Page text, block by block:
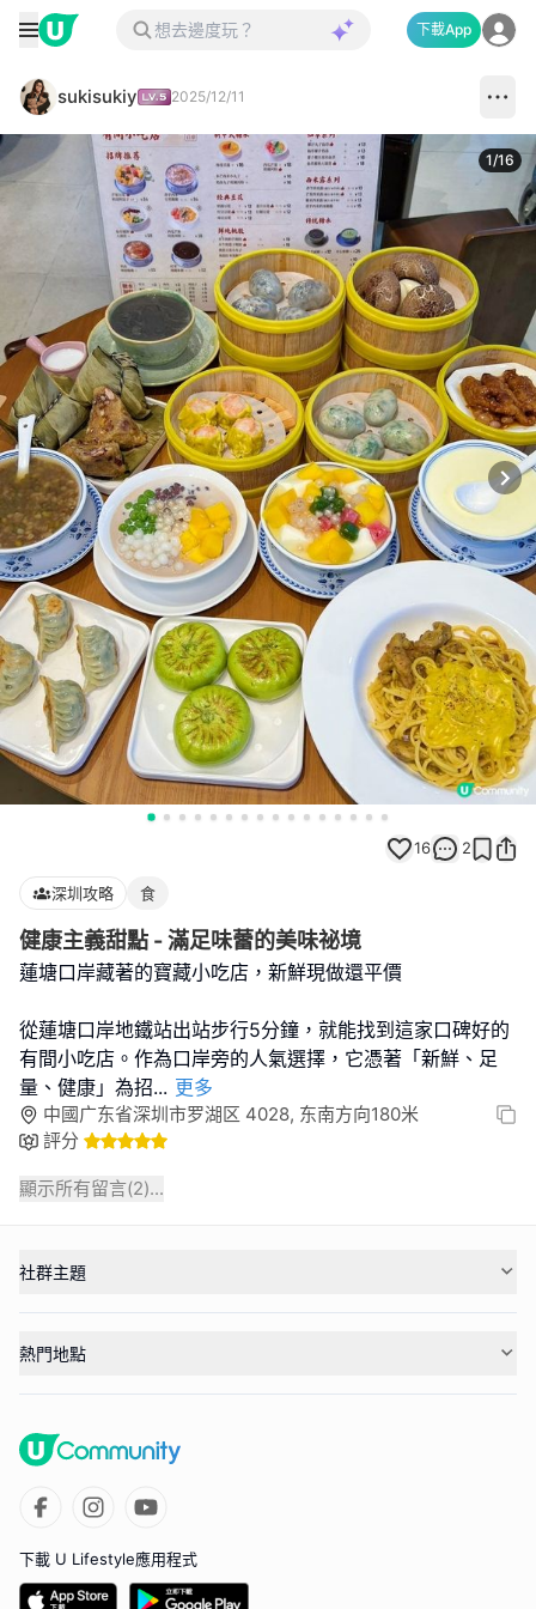
下載App
sukisukiy 2025/12/11
1/16
16 2
深圳攻略 食
健康主義甜點 - 滿足味蕾的美味祕境
蓮塘口岸藏著的寶藏小吃店，新鮮現做還平價
從蓮塘口岸地鐵站出站步行5分鐘，就能找到這家口碑好的
有間小吃店。作為口岸旁的人氣選擇，它憑著「新鮮、足
量、健康」為招... 更多
中國广东省深圳市罗湖区 4028, 东南方向180米
評分
顯示所有留言(2)...
社群主題
熱門地點
下載 U Lifestyle應用程式